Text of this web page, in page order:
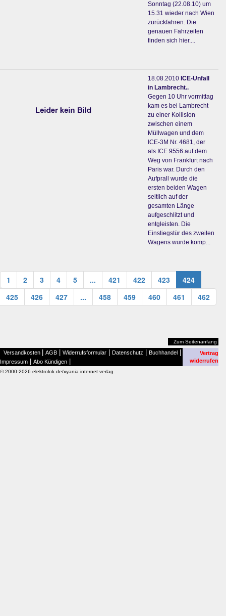
Sonntag (22.08.10) um
15.31 wieder nach Wien
zurückfahren. Die
genauen Fahrzeiten
finden sich hier....
18.08.2010 ICE-Unfall
in Lambrecht..
Gegen 10 Uhr vormittag
kam es bei Lambrecht
zu einer Kollision
zwischen einem
Müllwagen und dem
ICE-3M Nr. 4681, der
als ICE 9556 auf dem
Weg von Frankfurt nach
Paris war. Durch den
Aufprall wurde die
ersten beiden Wagen
seitlich auf der
gesamten Länge
aufgeschlitzt und
entgleisten. Die
Einstiegstür des zweiten
Wagens wurde komp...
1 2 3 4 5 ... 421 422 423
424
425
426 427 ... 458 459 460 461 462
Zum Seitenanfang
Versandkosten AGB Widerrufsformular Datenschutz Buchhandel
Impressum Abo Kündigen
Vertrag
widerrufen
© 2000-2026 elektrolok.de/xyania internet verlag